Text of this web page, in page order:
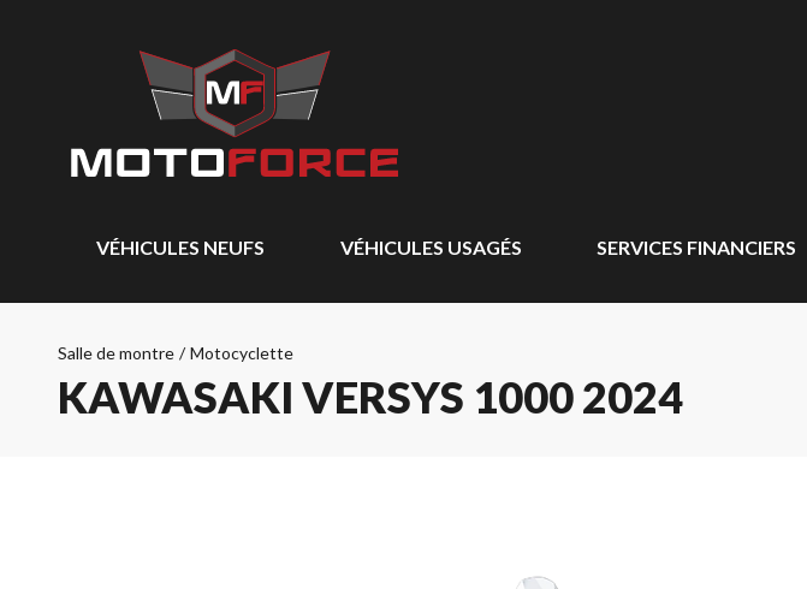
VÉHICULES NEUFS VÉHICULES USAGÉS SERVICES FINANCIERS
Salle de montre / Motocyclette
KAWASAKI VERSYS 1000 2024